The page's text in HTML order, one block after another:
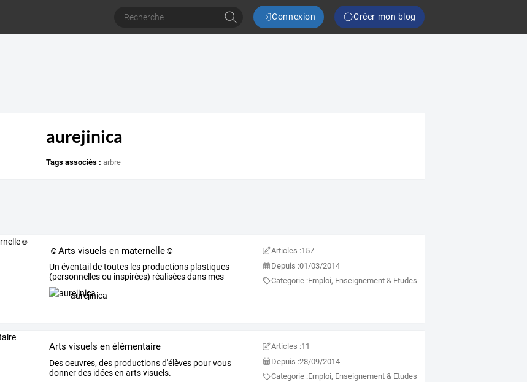
Connexion Créer mon blog
aurejinica
Tags associés : arbre
☺Arts visuels en maternelle☺
Un éventail detouteslesproductionsplastiques
(personnellesou inspirées) réaliséesdansmes
classes
aurejinica
Articles :157
Depuis :01/03/2014
Categorie :Emploi, Enseignement & Etudes
Arts visuels en élémentaire
Des oeuvres, des productions d'élèves pour vous
donner des idées en arts visuels.
Articles :11
Depuis :28/09/2014
Categorie :Emploi, Enseignement & Etudes